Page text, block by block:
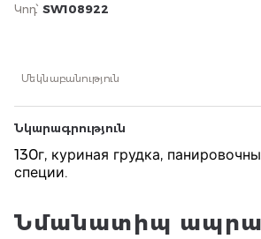
Կոդ՝ SW108922
Մեկնաբանություն
Նկարագրություն
130г, куриная грудка,
специи.
Նմանատիպ